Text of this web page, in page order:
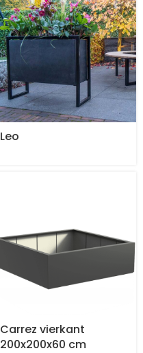
Leo
Carrez vierkant
200x200x60 cm